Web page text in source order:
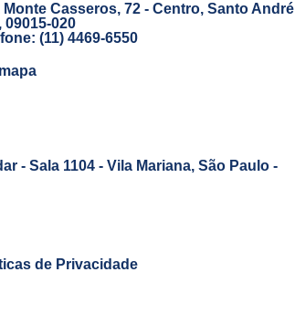
Monte Casseros, 72 - Centro, Santo André
09015-020
(11) 4469-6550
- Sala 1104 - Vila Mariana, São Paulo -
de Privacidade